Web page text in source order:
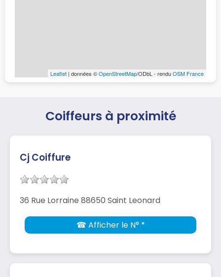
Leaflet | données ©OpenStreetMap/ODbL - renduOSM France
Coiffeurs à proximité
Cj Coiffure
36 Rue Lorraine 88650 Saint Leonard
☎ Afficher le N° *